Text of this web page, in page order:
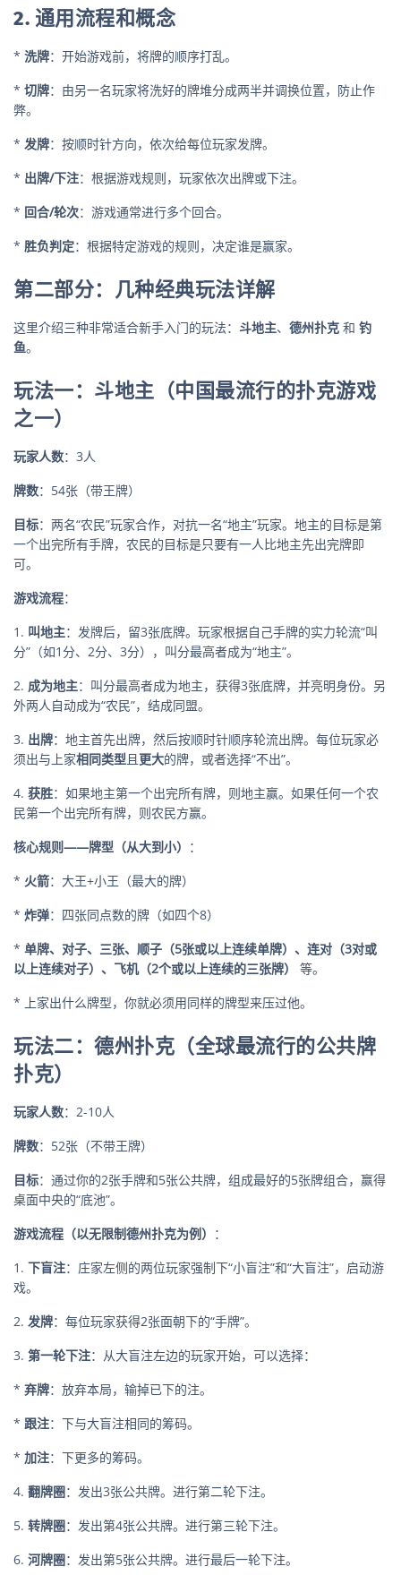
2. 通用流程和概念
* 洗牌：开始游戏前，将牌的顺序打乱。
* 切牌：由另一名玩家将洗好的牌堆分成两半并调换位置，防止作
弊。
* 发牌：按顺时针方向，依次给每位玩家发牌。
* 出牌/下注：根据游戏规则，玩家依次出牌或下注。
* 回合/轮次：游戏通常进行多个回合。
* 胜负判定：根据特定游戏的规则，决定谁是赢家。
第二部分：几种经典玩法详解
这里介绍三种非常适合新手入门的玩法： 斗地主、 德州扑克 和 钓
鱼。
玩法一：斗地主（中国最流行的扑克游戏
之一）
玩家人数：3人
牌数：54张（带王牌）
目标：两名“农民”玩家合作，对抗一名“地主”玩家。地主的目标是第
一个出完所有手牌，农民的目标是只要有一人比地主先出完牌即
可。
游戏流程：
1. 叫地主：发牌后，留3张底牌。玩家根据自己手牌的实力轮流“叫
分”（如1分、2分、3分），叫分最高者成为“地主”。
2. 成为地主：叫分最高者成为地主，获得3张底牌，并亮明身份。另
外两人自动成为“农民”，结成同盟。
3. 出牌：地主首先出牌，然后按顺时针顺序轮流出牌。每位玩家必
须出与上家相同类型 且更大的牌，或者选择“不出”。
4. 获胜：如果地主第一个出完所有牌，则地主赢。如果任何一个农
民第一个出完所有牌，则农民方赢。
核心规则——牌型（从大到小） ：
* 火箭：大王+小王（最大的牌）
* 炸弹：四张同点数的牌（如四个8）
* 单牌、对子、三张、顺子（5张或以上连续单牌）、连对（3对或
以上连续对子）、飞机（2个或以上连续的三张牌）
等。
* 上家出什么牌型，你就必须用同样的牌型来压过他。
玩法二：德州扑克（全球最流行的公共牌
扑克）
玩家人数：2-10人
牌数：52张（不带王牌）
目标：通过你的2张手牌和5张公共牌，组成最好的5张牌组合，赢得
桌面中央的“底池”。
游戏流程（以无限制德州扑克为例） ：
1. 下盲注：庄家左侧的两位玩家强制下“小盲注”和“大盲注”，启动游
戏。
2. 发牌：每位玩家获得2张面朝下的“手牌”。
3. 第一轮下注：从大盲注左边的玩家开始，可以选择：
* 弃牌：放弃本局，输掉已下的注。
* 跟注：下与大盲注相同的筹码。
* 加注：下更多的筹码。
4. 翻牌圈：发出3张公共牌。进行第二轮下注。
5. 转牌圈：发出第4张公共牌。进行第三轮下注。
6. 河牌圈：发出第5张公共牌。进行最后一轮下注。